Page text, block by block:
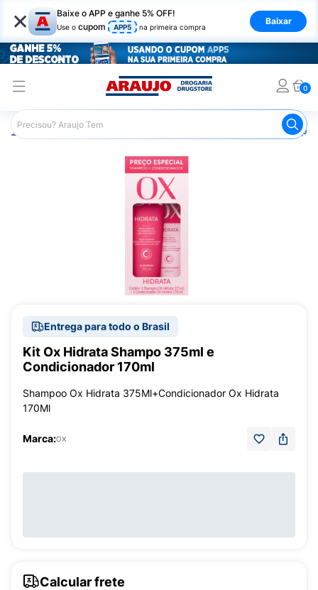
× Baixe o APP e ganhe 5% OFF!
Use o cupom APP5 na primeira compra
Baixar
0
Araujo Cabelo Cabelos de Todos os Tipos
Entrega para todo o Brasil
Kit Ox Hidrata Shampo 375ml e
Condicionador 170ml
Shampoo Ox Hidrata 375Ml+Condicionador Ox Hidrata
170Ml
Marca:OX
Calcular frete